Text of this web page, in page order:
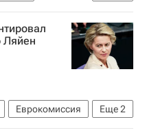
Ляйен
Ляйен
Еще2
Еврокомиссия
Моравецкий